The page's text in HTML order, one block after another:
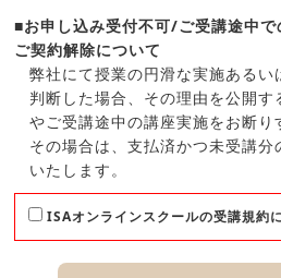
■お申し込み受付不可/ご受講途中で
ご契約解除について
弊社にて授業の円滑な実施あるい
判断した場合、その理由を公開す
やご受講途中の講座実施をお断り
その場合は、支払済かつ未受講分
いたします。
ISAオンラインスクールの受講規約